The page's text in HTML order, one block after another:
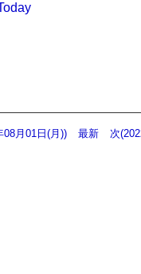
08月01日(月)) 最新 次